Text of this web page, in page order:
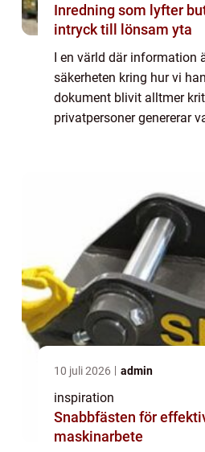
Inredning som lyfter butiken
intryck till lönsam yta
I en värld där information
säkerheten kring hur vi
dokument blivit alltmer
privatpersoner genererar
10 juli 2026 admin
inspiration
Snabbfästen för
maskinarbete